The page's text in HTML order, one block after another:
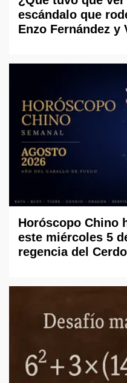
escándalo que
Enzo Fernández y
Horóscopo Chino
este miércoles 5
regencia del